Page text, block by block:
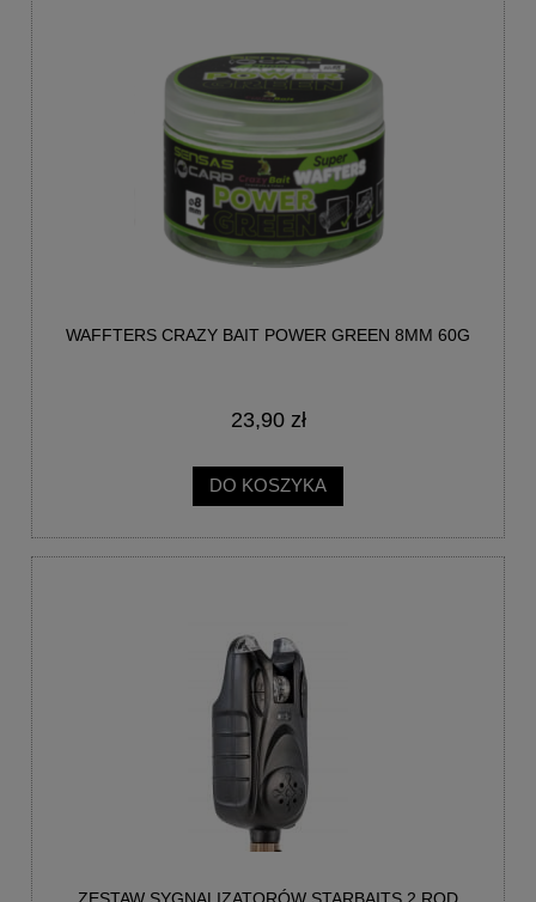
WAFFTERS CRAZY BAIT POWER GREEN 8MM 60G
23,90 zł
DO KOSZYKA